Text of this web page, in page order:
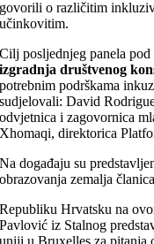
govorili o različitim
učinkovitim.
Cilj posljednjeg panela
izgradnja društvenog
potrebnim podrškama
sudjelovali: David
odvjetnica i zagovornica
Xhomaqi, direktorica
Na događaju su
obrazovanja zemalja
Republiku Hrvatsku na
Pavlović iz Stalnog
uniji u Bruxelles za pitanja